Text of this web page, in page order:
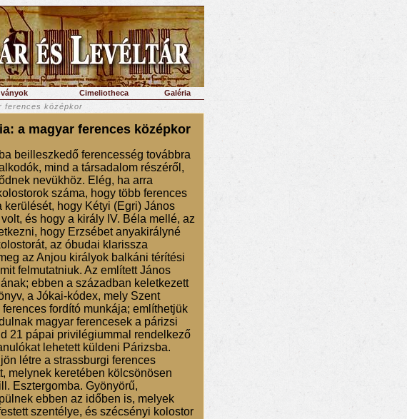
Cimeliotheca
Galéria
ferences középkor
a magyar ferences középkor
beilleszkedő ferencesség továbbra
mind a társadalom részéről,
nevükhöz. Elég, ha arra
száma, hogy több ferences
hogy Kétyi (Egri) János
és hogy a király IV. Béla mellé, az
hogy Erzsébet anyakirályné
az óbudai klarissza
az Anjou királyok balkáni térítési
felmutatniuk. Az említett János
ebben a században keletkezett
a Jókai-kódex, mely Szent
fordító munkája; említhetjük
magyar ferencesek a párizsi
21 pápai privilégiummal rendelkező
lehetett küldeni Párizsba.
létre a strassburgi ferences
melynek keretében kölcsönösen
Esztergomba. Gyönyörű,
ebben az időben is, melyek
szentélye, és szécsényi kolostor